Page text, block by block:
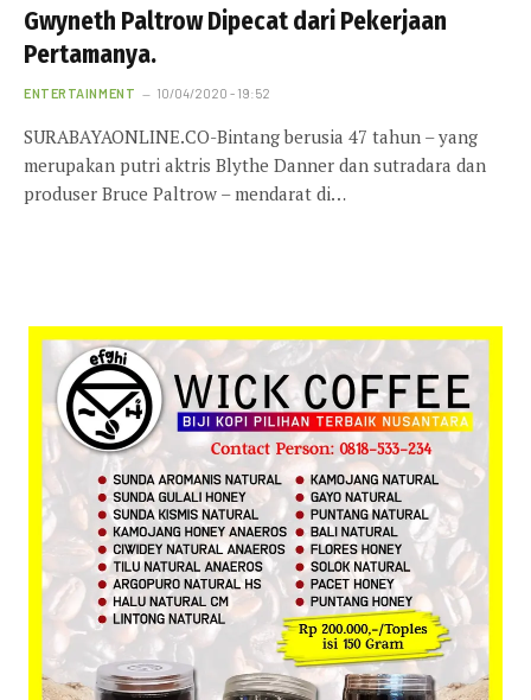
Gwyneth Paltrow Dipecat dari Pekerjaan
Pertamanya.
ENTERTAINMENT 10/04/2020 - 19:52
SURABAYAONLINE.CO-Bintang berusia 47 tahun – yang
merupakan putri aktris Blythe Danner dan sutradara dan
produser Bruce Paltrow – mendarat di…